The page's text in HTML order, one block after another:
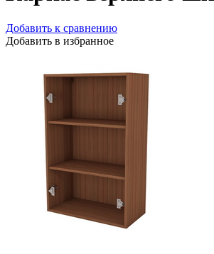
Добавить к сравнению
Добавить в избранное